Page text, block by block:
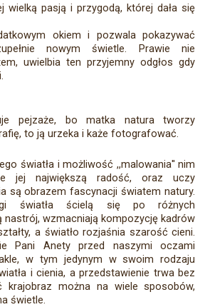
wielką pasją i przygodą, której dała się
okiem i pozwala pokazywać
nowym świetle. Prawie nie
uwielbia ten przyjemny odgłos gdy
migawki.
pejzaże, bo matka natura tworzy
to ją urzeka i każe fotografować.
światła i możliwość ,,malowania'' nim
jej największą radość, oraz uczy
są obrazem fascynacji światem natury.
światła ścielą się po różnych
nastrój, wzmacniają kompozycję kadrów
a światło rozjaśnia szarość cieni.
Pani Anety przed naszymi oczami
w tym jedynym w swoim rodzaju
i cienia, a przedstawienie trwa bez
krajobraz można na wiele sposobów,
świetle.